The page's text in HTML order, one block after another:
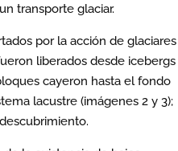
transporte glaciar.
por la acción de glaciares
liberados desde icebergs
cayeron hasta el fondo
lacustre (imágenes 2 y 3);